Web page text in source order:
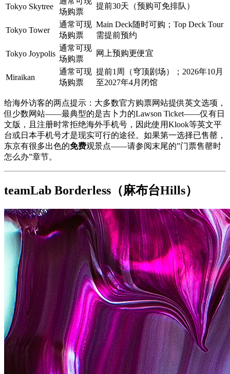
Tokyo Skytree
场购票
提前30天（预购可免排队）
Tokyo Tower
通常可现
场购票
Main Deck随时可购；Top Deck Tour
需提前预约
Tokyo Joypolis
通常可现
场购票
网上预购更便宜
Miraikan
通常可现
场购票
提前1周（穹顶剧场）；2026年10月
至2027年4月闭馆
给海外访客的两点提示：大多数官方购票网站提供英文选项，
但少数网站——最典型的是吉卜力的Lawson Ticket——仅有日
文版，且注册时常拒绝海外手机号，因此使用Klook等英文平
台或日本手机号才是现实可行的途径。如果第一选择已售罄，
东京有很多出色的免费观景点——请参阅末尾的”门票售罄时
怎么办”章节。
teamLab Borderless（麻布台Hills）